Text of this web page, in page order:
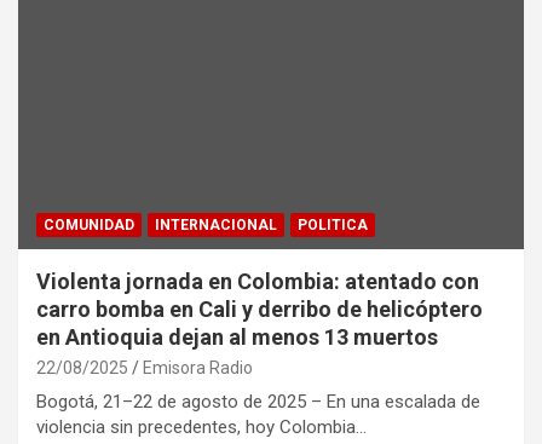
COMUNIDAD INTERNACIONAL POLITICA
Violenta jornada en Colombia: atentado con
carro bomba en Cali y derribo de helicóptero
en Antioquia dejan al menos 13 muertos
22/08/2025 Emisora Radio
Bogotá, 21–22 de agosto de 2025 – En una escalada de
violencia sin precedentes, hoy Colombia…